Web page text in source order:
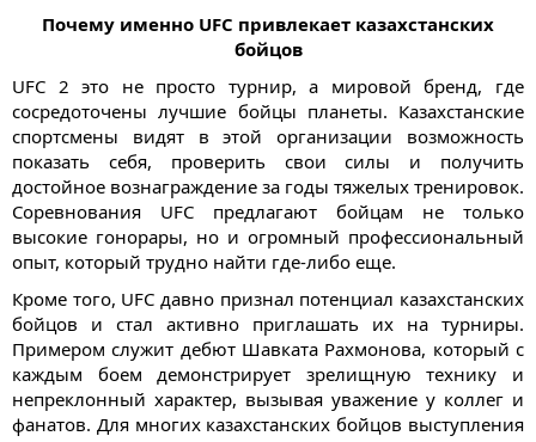
Почему именно UFC привлекает казахстанских
бойцов
UFC 2 это не просто турнир, а мировой бренд, где
сосредоточены лучшие бойцы планеты. Казахстанские
спортсмены видят в этой организации возможность
показать себя, проверить свои силы и получить
достойное вознаграждение за годы тяжелых тренировок.
Соревнования UFC предлагают бойцам не только
высокие гонорары, но и огромный профессиональный
опыт, который трудно найти где-либо еще.
Кроме того, UFC давно признал потенциал казахстанских
бойцов и стал активно приглашать их на турниры.
Примером служит дебют Шавката Рахмонова, который с
каждым боем демонстрирует зрелищную технику и
непреклонный характер, вызывая уважение у коллег и
фанатов. Для многих казахстанских бойцов выступления